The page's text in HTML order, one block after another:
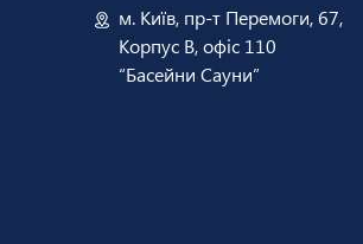
м. Київ, пр-т Перемоги, 67,
Корпус В, офіс 110
“Басейни Сауни”